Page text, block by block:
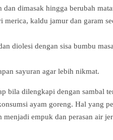
dimasak hingga berubah
kaldu jamur dan garam
diolesi dengan sisa bumbu
sayuran agar lebih nikmat.
bila dilengkapi dengan sambal
ayam goreng. Hal yang
empuk dan perasan air